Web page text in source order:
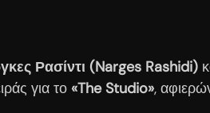
Ρασίντι (Narges Rashidi)
για το «The Studio»,